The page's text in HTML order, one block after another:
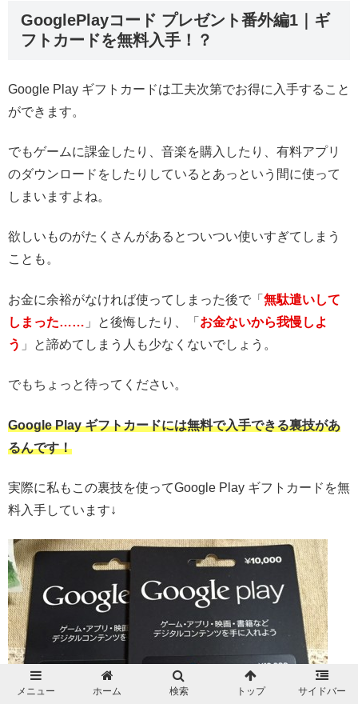
GooglePlayコード プレゼント番外編1｜ギ
フトカードを無料入手！？
Google Play ギフトカードは工夫次第でお得に入手すること
ができます。
でもゲームに課金したり、音楽を購入したり、有料アプリ
のダウンロードをしたりしているとあっという間に使って
しまいますよね。
欲しいものがたくさんがあるとついつい使いすぎてしまう
ことも。
お金に余裕がなければ使ってしまった後で「 無駄遣いして
しまった…… 」と後悔したり、「 お金ないから我慢しよ
う 」と諦めてしまう人も少なくないでしょう。
でもちょっと待ってください。
Google Play ギフトカードには無料で入手できる裏技があ
るんです！
実際に私もこの裏技を使ってGoogle Play ギフトカードを無
料入手しています↓
メニュー ホーム 検索 トップ サイドバー